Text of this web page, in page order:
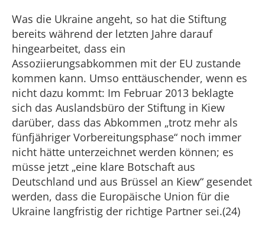
Was die Ukraine angeht, so hat die Stiftung
bereits während der letzten Jahre darauf
hingearbeitet, dass ein
Assoziierungsabkommen mit der EU zustande
kommen kann. Umso enttäuschender, wenn es
nicht dazu kommt: Im Februar 2013 beklagte
sich das Auslandsbüro der Stiftung in Kiew
darüber, dass das Abkommen „trotz mehr als
fünfjähriger Vorbereitungsphase“ noch immer
nicht hätte unterzeichnet werden können; es
müsse jetzt „eine klare Botschaft aus
Deutschland und aus Brüssel an Kiew“ gesendet
werden, dass die Europäische Union für die
Ukraine langfristig der richtige Partner sei.(24)